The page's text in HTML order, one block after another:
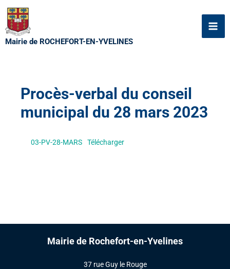
Aller
au
contenu
Mairie de ROCHEFORT-EN-YVELINES
Procès-verbal du conseil
municipal du 28 mars 2023
03-PV-28-MARS Télécharger
Mairie de Rochefort-en-Yvelines
37 rue Guy le Rouge